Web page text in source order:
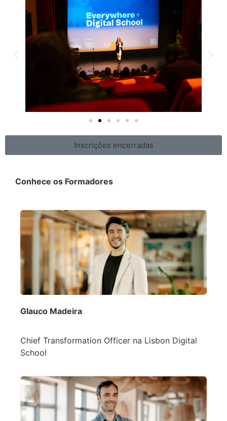
Inscrições encerradas
Conhece os Formadores
Glauco Madeira
Chief Transformation Officer na Lisbon Digital
School